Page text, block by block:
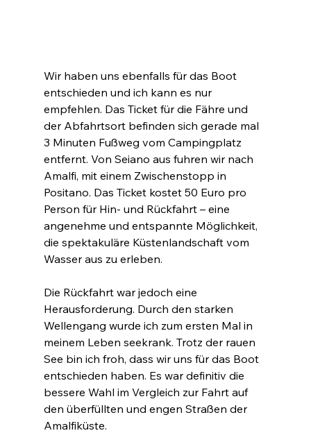
Wir haben uns ebenfalls für das Boot
entschieden und ich kann es nur
empfehlen. Das Ticket für die Fähre und
der Abfahrtsort befinden sich gerade mal
3 Minuten Fußweg vom Campingplatz
entfernt. Von Seiano aus fuhren wir nach
Amalfi, mit einem Zwischenstopp in
Positano. Das Ticket kostet 50 Euro pro
Person für Hin- und Rückfahrt – eine
angenehme und entspannte Möglichkeit,
die spektakuläre Küstenlandschaft vom
Wasser aus zu erleben.
Die Rückfahrt war jedoch eine
Herausforderung. Durch den starken
Wellengang wurde ich zum ersten Mal in
meinem Leben seekrank. Trotz der rauen
See bin ich froh, dass wir uns für das Boot
entschieden haben. Es war definitiv die
bessere Wahl im Vergleich zur Fahrt auf
den überfüllten und engen Straßen der
Amalfiküste.